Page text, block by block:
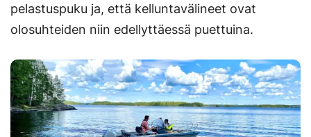
pelastuspuku ja, että kelluntavälineet ovat
olosuhteiden niin edellyttäessä puettuina.